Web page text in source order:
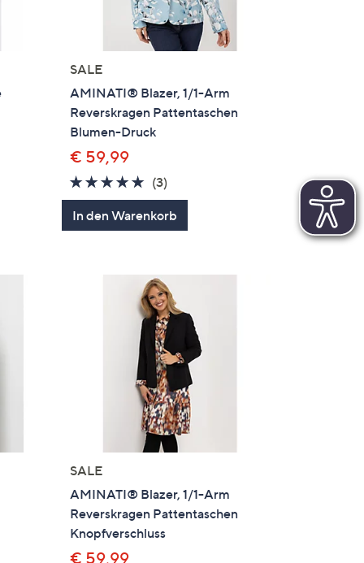
SALE
AMINATI® Blazer, 1/1-Arm
Reverskragen Pattentaschen
Blumen-Druck
€ 59,99
5.0
von
5
(3)
Bewertungen
In den Warenkorb
SALE
AMINATI® Blazer, 1/1-Arm
Reverskragen Pattentaschen
Knopfverschluss
€ 59,99